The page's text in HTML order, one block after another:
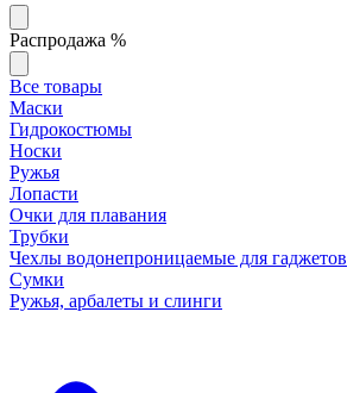
Распродажа %
Все товары
Маски
Гидрокостюмы
Носки
Ружья
Лопасти
Очки для плавания
Трубки
Чехлы водонепроницаемые для гаджетов
Сумки
Ружья, арбалеты и слинги